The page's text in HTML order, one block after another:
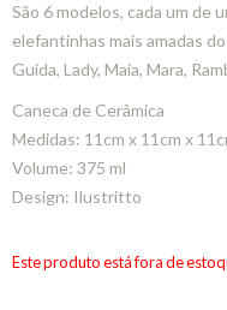
São 6 modelos, cada um de
elefantinhas mais amadas
Guida, Lady, Maia, Mara,
Caneca de Cerâmica
Medidas: 11cm x 11cm x
Volume: 375 ml
Design: Ilustritto
Este produto está fora de